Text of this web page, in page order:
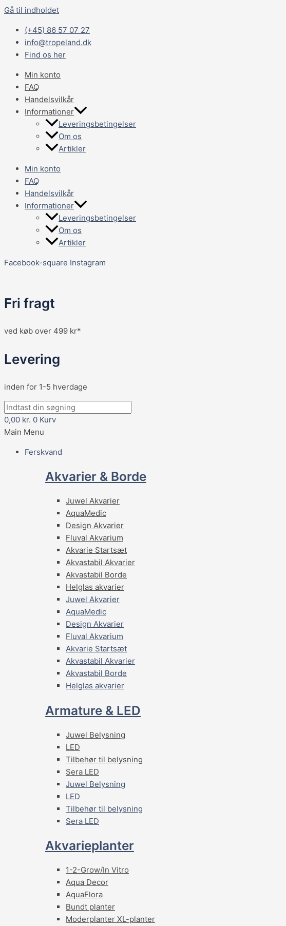
Gå til indholdet
(+45) 86 57 07 27
info@tropeland.dk
Find os her
Min konto
FAQ
Handelsvilkår
Informationer
Leveringsbetingelser
Om os
Artikler
Min konto
FAQ
Handelsvilkår
Informationer
Leveringsbetingelser
Om os
Artikler
Facebook-square Instagram
Fri fragt
ved køb over 499 kr*
Levering
inden for 1-5 hverdage
0,00 kr. 0 Kurv
Main Menu
Ferskvand
Akvarier & Borde
Juwel Akvarier
AquaMedic
Design Akvarier
Fluval Akvarium
Akvarie Startsæt
Akvastabil Akvarier
Akvastabil Borde
Helglas akvarier
Juwel Akvarier
AquaMedic
Design Akvarier
Fluval Akvarium
Akvarie Startsæt
Akvastabil Akvarier
Akvastabil Borde
Helglas akvarier
Armature & LED
Juwel Belysning
LED
Tilbehør til belysning
Sera LED
Juwel Belysning
LED
Tilbehør til belysning
Sera LED
Akvarieplanter
1-2-Grow/In Vitro
Aqua Decor
AquaFlora
Bundt planter
Moderplanter XL-planter